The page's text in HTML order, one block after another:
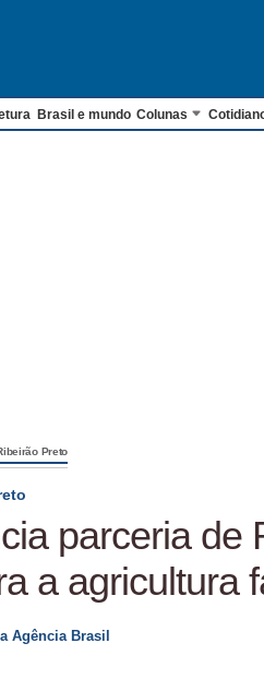
Brasil e mundo Colunas
Preto
parceria de
a agricultura
Agência Brasil